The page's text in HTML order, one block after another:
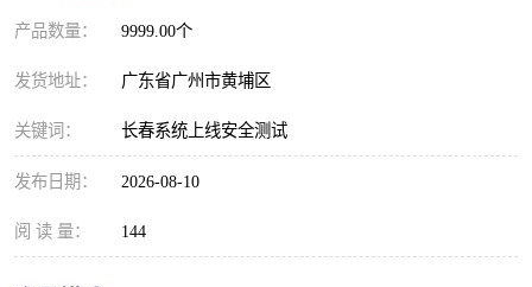
产品数量： 9999.00个
发货地址： 广东省广州市黄埔区
关键词： 长春系统上线安全测试
发布日期： 2026-08-10
阅 读 量： 144